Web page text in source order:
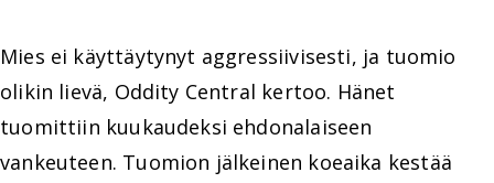
Mies ei käyttäytynyt aggressiivisesti, ja tuomio
olikin lievä, Oddity Central kertoo. Hänet
tuomittiin kuukaudeksi ehdonalaiseen
vankeuteen. Tuomion jälkeinen koeaika kestää